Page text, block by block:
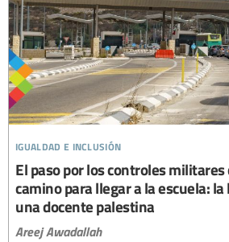
igualdad e inclusión
El paso por los controles militares
camino para llegar a la escuela:
una docente palestina
Areej Awadallah